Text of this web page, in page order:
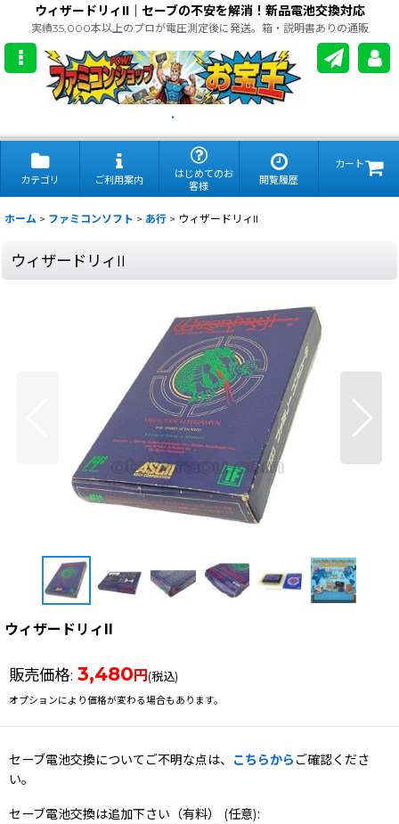
ウィザードリィII｜セーブの不安を解消！新品電池交換対応
実績35,000本以上のプロが電圧測定後に発送。箱・説明書ありの通販
.
カテゴリ ご利用案内
はじめてのお
客様
閲覧履歴
カート
ホーム > ファミコンソフト > あ行 > ウィザードリィII
ウィザードリィII
ウィザードリィII
販売価格: 3,480 円 (税込)
オプションにより価格が変わる場合もあります。
セーブ電池交換についてご不明な点は、 こちらから ご確認くださ
い。
セーブ電池交換は追加下さい（有料） (任意):